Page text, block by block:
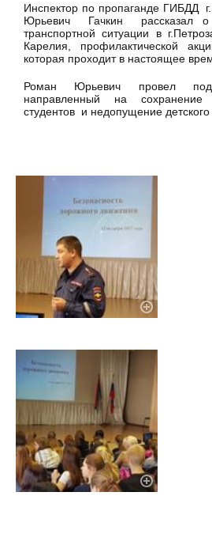
Инспектор по пропаганде ГИБДД
Юрьевич Гачкин рассказал о
транспортной ситуации в
Карелия, профилактической
которая проходит в настоящее
Роман Юрьевич провел
направленный на
студентов и недопущение детского